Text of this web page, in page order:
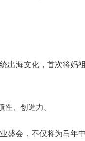
出海文化，首次将妈
、创造力。
盛会，不仅将为马年